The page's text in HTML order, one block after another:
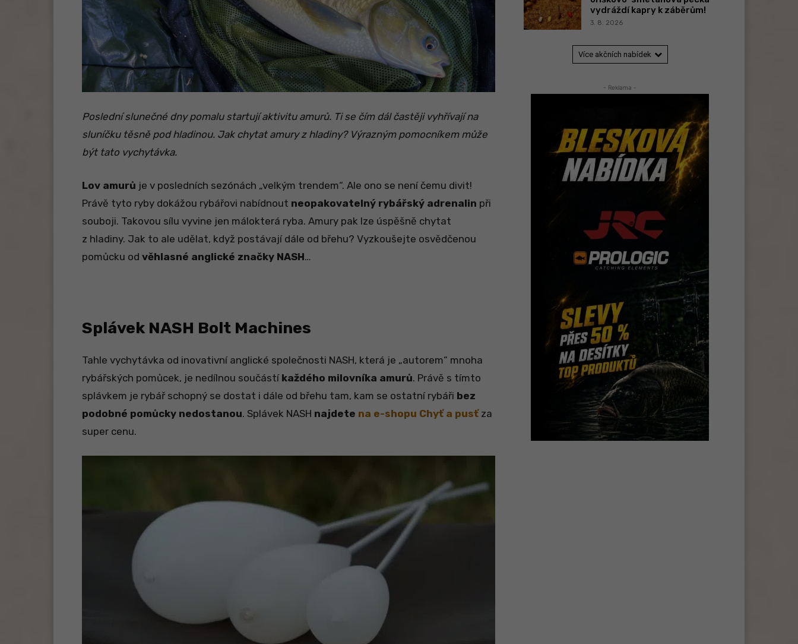
Poslední slunečné dny pomalu startují aktivitu amurů. Ti se čím dál častěji vyhřívají na
sluníčku těsně pod hladinou. Jak chytat amury z hladiny? Výrazným pomocníkem může
být tato vychytávka.
Lov amurů je v posledních sezónách „velkým trendem“. Ale ono se není čemu divit!
Právě tyto ryby dokážou rybářovi nabídnout neopakovatelný rybářský adrenalin při
souboji. Takovou sílu vyvine jen málokterá ryba. Amury pak lze úspěšně chytat
z hladiny. Jak to ale udělat, když postávají dále od břehu? Vyzkoušejte osvědčenou
pomůcku od věhlasné anglické značky NASH…
Splávek NASH Bolt Machines
Tahle vychytávka od inovativní anglické společnosti NASH, která je „autorem“ mnoha
rybářských pomůcek, je nedílnou součástí každého milovníka amurů. Právě s tímto
splávkem je rybář schopný se dostat i dále od břehu tam, kam se ostatní rybáři bez
podobné pomůcky nedostanou. Splávek NASH najdete na e-shopu Chyť a pusťza
super cenu.
vydráždí kapry k záběrům!
3. 8. 2026
Více akčních nabídek
- Reklama -